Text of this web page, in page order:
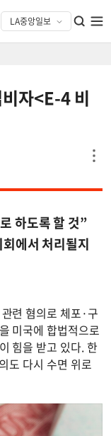
자<E-4 비
하도록 할 것”
에서 처리될지
련 혐의로 체포·구
미국에 합법적으로
힘을 받고 있다. 한
도 다시 수면 위로